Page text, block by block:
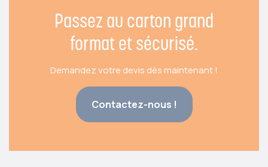
Passez au carton grand
format et sécurisé.
Demandez votre devis dès maintenant !
Contactez-nous !